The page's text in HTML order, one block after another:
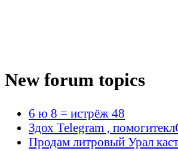
New forum topics
6 ю 8 = истрёж 48
Здох Telegram ,
Продам литровый Урал